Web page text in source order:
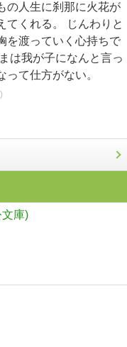
の人生に刹那に火花が
てくれる。 じんわりと
を渡っていく心持ちで
は我が子になんと言っ
て仕方がない。
)
庫)